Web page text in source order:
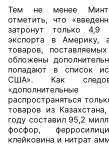
Тем не менее
отметить, что
затронут только 4,9
экспорта в Америку,
товаров,
обложены
попадают в список
США». Как
распространяться
товаров из
году составил 95,2
фосфор,
клейковина и нитрат